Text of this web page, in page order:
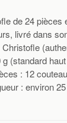
de 24 pièces
livré dans
(standard
: 12
: environ